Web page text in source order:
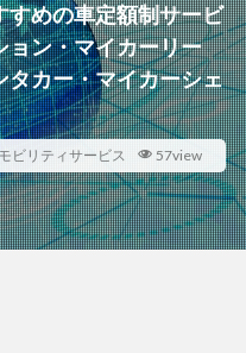
すめの車定額制サービ
ョン・マイカーリー
タカー・マイカーシェ
ビリティサービス 57view